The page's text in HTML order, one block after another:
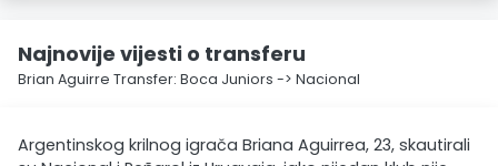
Najnovije vijesti o transferu
Brian Aguirre Transfer: Boca Juniors -> Nacional
Argentinskog krilnog igrača Briana Aguirrea, 23, skautirali